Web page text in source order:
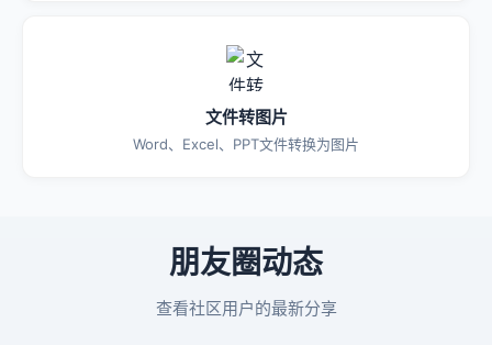
文件转图片
Word、Excel、PPT文件转换为图片
朋友圈动态
查看社区用户的最新分享